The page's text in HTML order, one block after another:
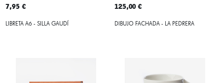
7,95 €
LIBRETA A6 - SILLA GAUDÍ
125,00 €
DIBUJO FACHADA - LA PEDRERA